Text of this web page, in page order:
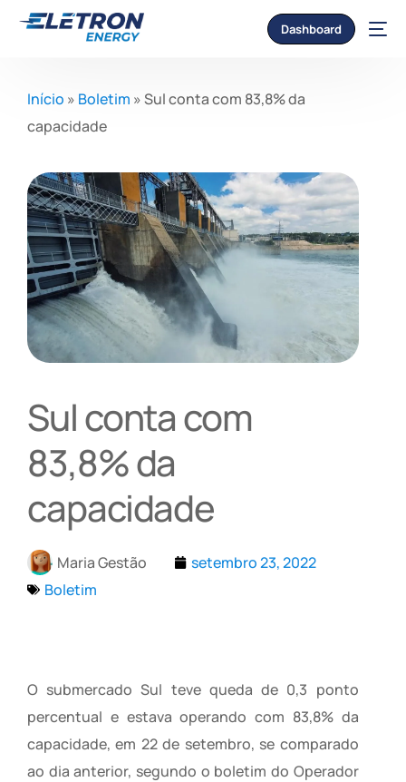
Dashboard
Início » Boletim »Sul conta com 83,8% da
capacidade
Sul conta com
83,8% da
capacidade
Maria Gestão
setembro 23, 2022
Boletim
O submercado Sul teve queda de 0,3 ponto
percentual e estava operando com 83,8% da
capacidade, em 22 de setembro, se comparado
ao dia anterior, segundo o boletim do Operador